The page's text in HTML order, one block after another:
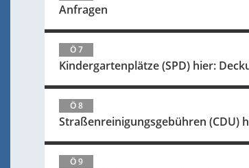
Anfragen
Ö 7
Kindergartenplätze (SPD) hier:
Ö 8
Straßenreinigungsgebühren (CDU)
Ö 9